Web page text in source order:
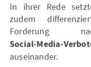
In ihrer Rede
zudem
Forderung
auseinander.